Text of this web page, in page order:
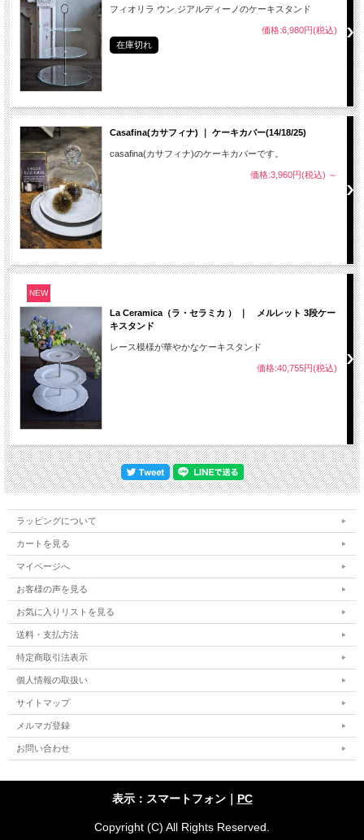
フィオリラ ウン ジアルディーノのケーキスタンド
価格:6,980円(税込)
在庫切れ
Casafina(カサフィナ) ｜ ケーキカバー(14/18/25)
casafina(カサフィナ)のケーキカバーです。
価格:3,960円(税込) ～
NEW
La Ceramica（ラ・セラミカ ） ｜ メルレット 3段ケー
キスタンド
レース模様が華やかなケーキスタンド
価格:40,755円(税込)
ラッピングについて
カートを見る
マイページへ
お客様の声を見る
お気に入りリストを見る
送料・支払方法
特定商取引法表示
個人情報の取扱い
サイトマップ
メルマガ登録
お問い合わせ
表示：スマートフォン｜ PC
Copyright (C) All Rights Reserved.